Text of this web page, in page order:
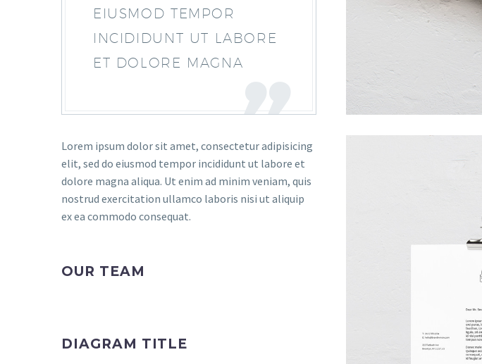
EIUSMOD TEMPOR
INCIDIDUNT UT LABORE
ET DOLORE MAGNA
Lorem ipsum dolor sit amet, consectetur adipisicing
elit, sed do eiusmod tempor incididunt ut labore et
dolore magna aliqua. Ut enim ad minim veniam, quis
nostrud exercitation ullamco laboris nisi ut aliquip
ex ea commodo consequat.
OUR TEAM
DIAGRAM TITLE